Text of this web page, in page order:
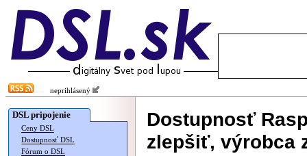
neprihlásený
DSL pripojenie
Ceny DSL
Dostupnosť DSL
Fórum o DSL
Dostupnosť
zlepšiť, výrobca